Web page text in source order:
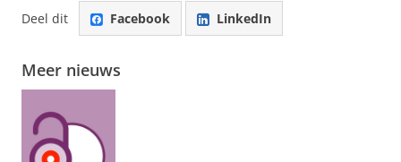
Deel dit Facebook LinkedIn
Meer nieuws